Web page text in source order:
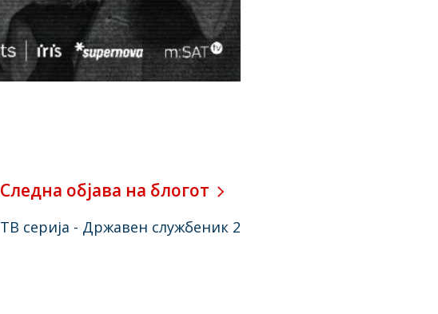
Следна објава на блогот
TВ серија - Државен службеник 2